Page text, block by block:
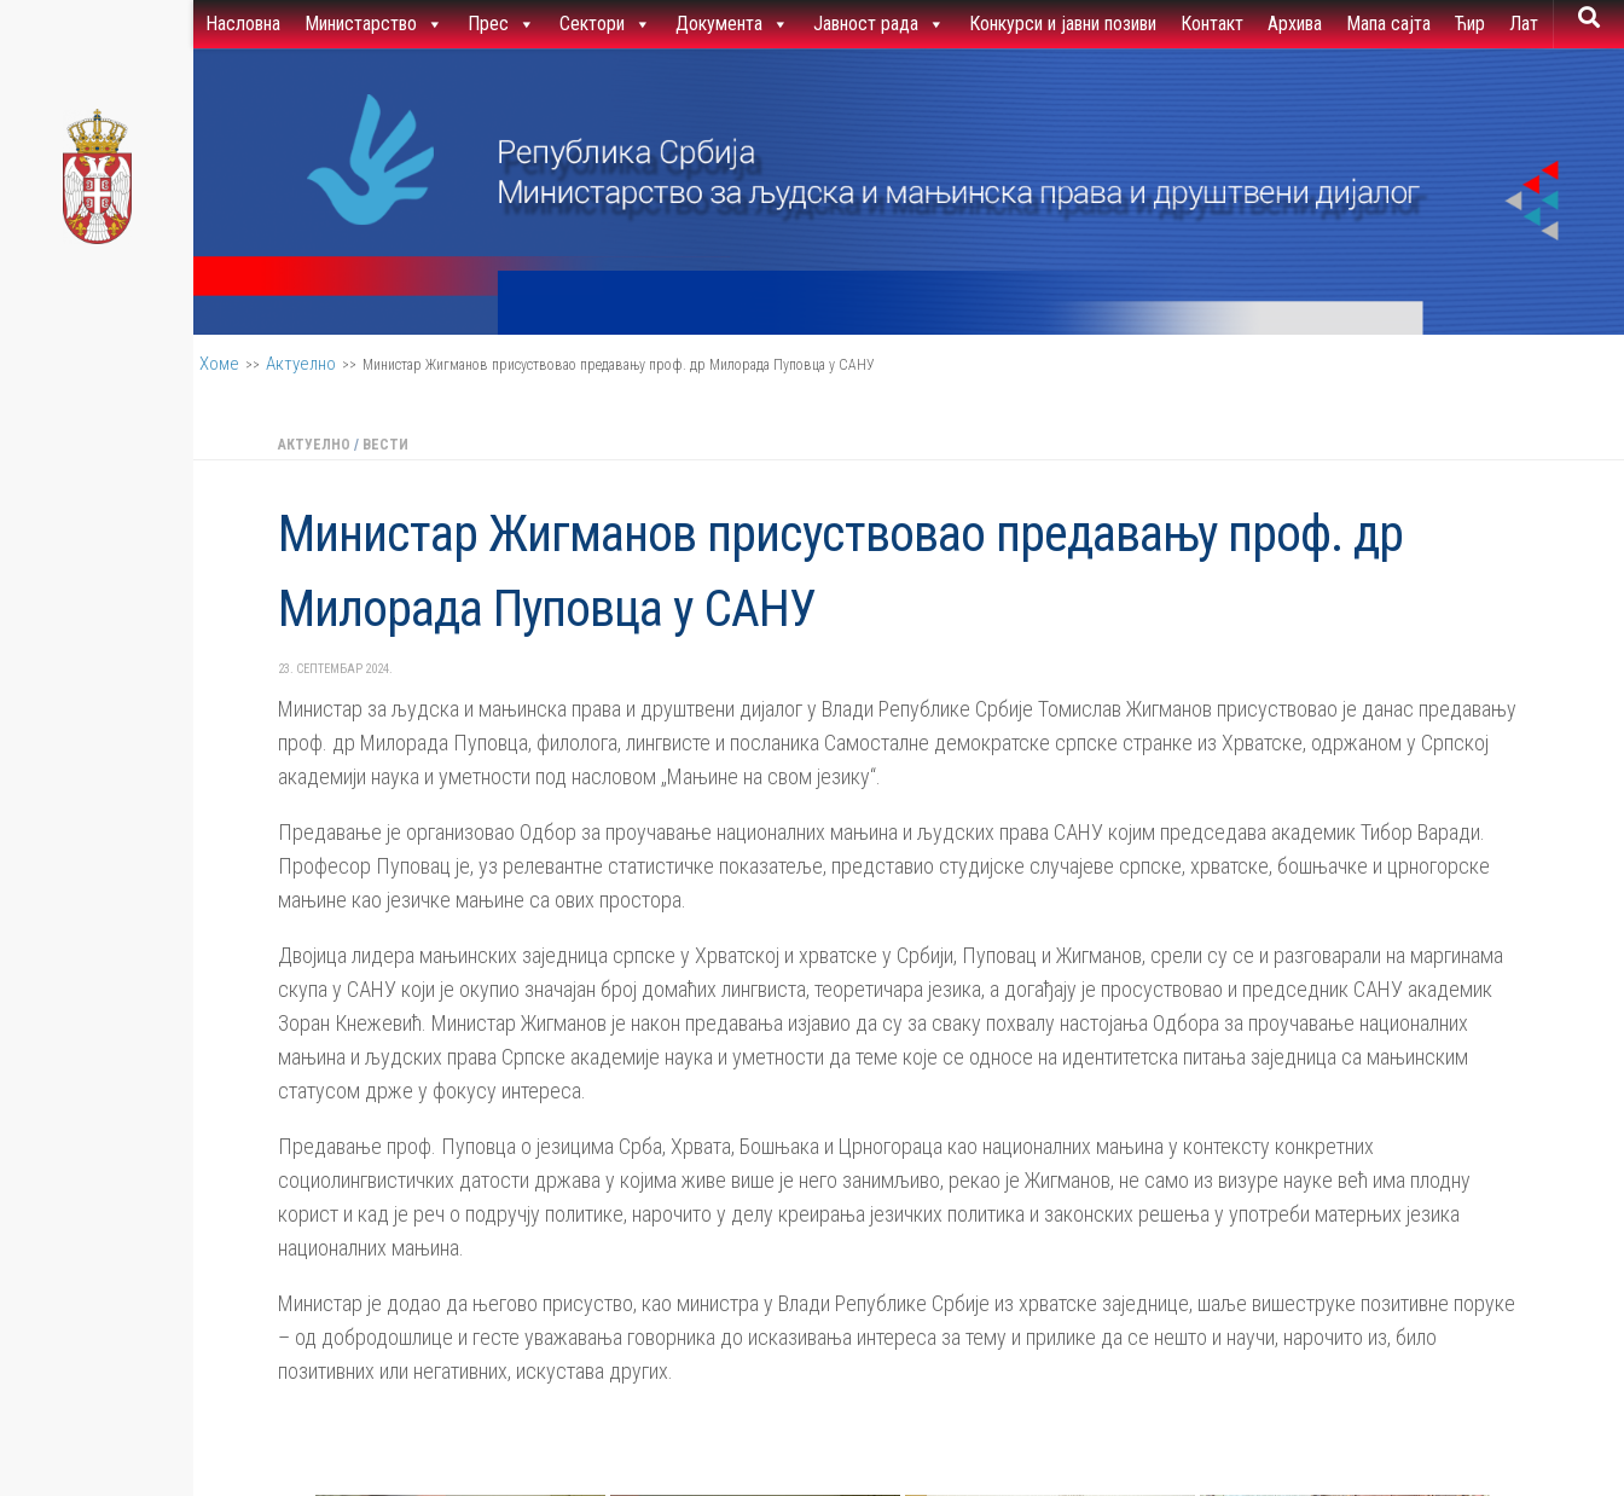
Насловна Прес
Министарство Сектори Документа Јавност рада Конкурси и јавни позиви Контакт Архива Мапа сајта Ћир Лат
Хоме >> Актуелно >> Министар Жигманов присуствовао предавању проф. др Милорада Пуповца у САНУ
АКТУЕЛНО / ВЕСТИ
Министар Жигманов присуствовао предавању проф. др
Милорада Пуповца у САНУ
23. СЕПТЕМБАР 2024.
Министар за људска и мањинска права и друштвени дијалог у Влади Републике Србије Томислав Жигманов присуствовао је данас предавању
проф. др Милорада Пуповца, филолога, лингвисте и посланика Самосталне демократске српске странке из Хрватске, одржаном у Српској
академији наука и уметности под насловом „Мањине на свом језику“.
Предавање је организовао Одбор за проучавање националних мањина и људских права САНУ којим председава академик Тибор Варади.
Професор Пуповац је, уз релевантне статистичке показатеље, представио студијске случајеве српске, хрватске, бошњачке и црногорске
мањине као језичке мањине са ових простора.
Двојица лидера мањинских заједница српске у Хрватској и хрватске у Србији, Пуповац и Жигманов, срели су се и разговарали на маргинама
скупа у САНУ који је окупио значајан број домаћих лингвиста, теоретичара језика, а догађају је просуствовао и председник САНУ академик
Зоран Кнежевић. Министар Жигманов је након предавања изјавио да су за сваку похвалу настојања Одбора за проучавање националних
мањина и људских права Српске академије наука и уметности да теме које се односе на идентитетска питања заједница са мањинским
статусом држе у фокусу интереса.
Предавање проф. Пуповца о језицима Срба, Хрвата, Бошњака и Црногораца као националних мањина у контексту конкретних
социолингвистичких датости држава у којима живе више је него занимљиво, рекао је Жигманов, не само из визуре науке већ има плодну
корист и кад је реч о подручју политике, нарочито у делу креирања језичких политика и законских решења у употреби матерњих језика
националних мањина.
Министар је додао да његово присуство, као министра у Влади Републике Србије из хрватске заједнице, шаље вишеструке позитивне поруке
– од добродошлице и гесте уважавања говорника до исказивања интереса за тему и прилике да се нешто и научи, нарочито из, било
позитивних или негативних, искустава других.